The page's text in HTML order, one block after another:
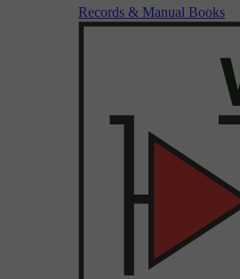
Records & Manual Books